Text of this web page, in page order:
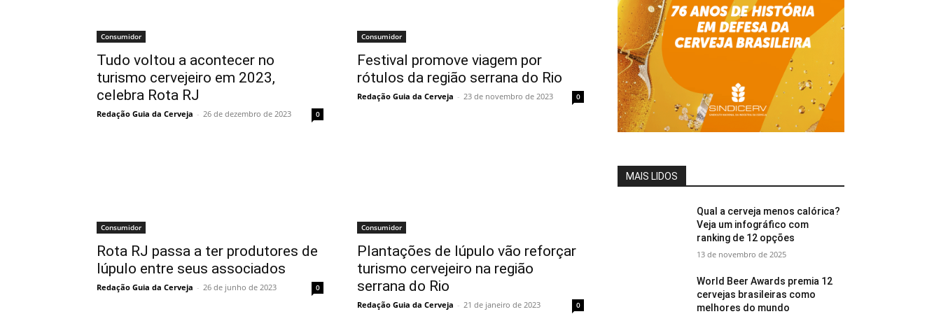
Consumidor
Tudo voltou a acontecer no
turismo cervejeiro em 2023,
celebra Rota RJ
Redação Guia da Cerveja - 26 de dezembro de 2023 0
Consumidor
Festival promove viagem por
rótulos da região serrana do Rio
Redação Guia da Cerveja - 23 de novembro de 2023 0
Consumidor
Rota RJ passa a ter produtores de
lúpulo entre seus associados
Redação Guia da Cerveja - 26 de junho de 2023 0
Consumidor
Plantações de lúpulo vão reforçar
turismo cervejeiro na região
serrana do Rio
Redação Guia da Cerveja - 21 de janeiro de 2023 0
MAIS LIDOS
Qual a cerveja menos calórica?
Veja um infográfico com
ranking de 12 opções
13 de novembro de 2025
World Beer Awards premia 12
cervejas brasileiras como
melhores do mundo